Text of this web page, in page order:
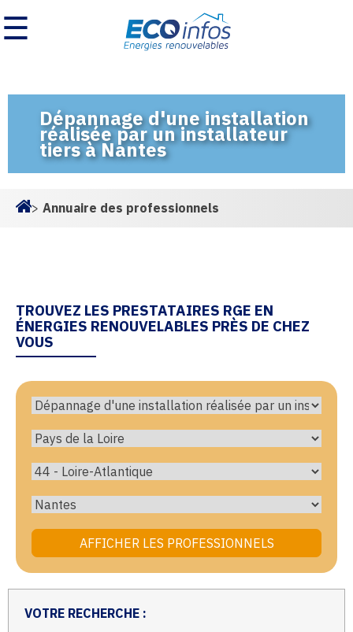
☰
Dépannage d'une installation
réalisée par un installateur
tiers à Nantes
> Annuaire des professionnels
TROUVEZ LES PRESTATAIRES RGE EN
ÉNERGIES RENOUVELABLES PRÈS DE CHEZ
VOUS
VOTRE RECHERCHE :